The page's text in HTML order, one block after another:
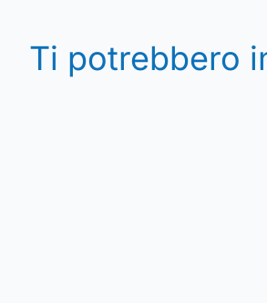
Ti potrebbero